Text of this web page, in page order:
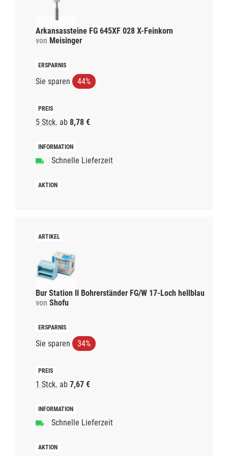
Arkansassteine FG 645XF 028 X-Feinkorn
von Meisinger
Sie sparen 44%
5 Stck. ab 8,78 €
Schnelle Lieferzeit
Bur Station II Bohrerständer FG/W 17-Loch hellblau
von Shofu
Sie sparen 34%
1 Stck. ab 7,67 €
Schnelle Lieferzeit